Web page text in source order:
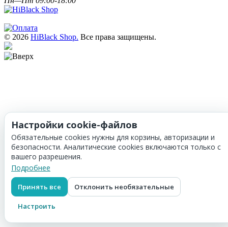
© 2026 HiBlack Shop. Все права защищены.
Настройки cookie-файлов
Обязательные cookies нужны для корзины, авторизации и
безопасности. Аналитические cookies включаются только с
вашего разрешения.
Подробнее
Принять все Отклонить необязательные
Настроить